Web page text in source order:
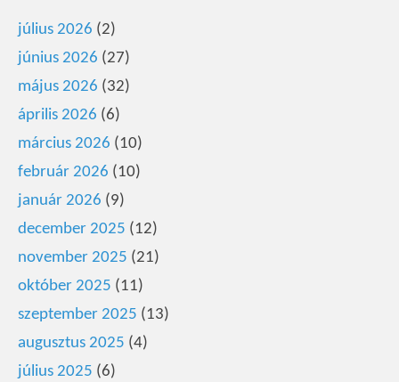
július 2026 (2)
június 2026 (27)
május 2026 (32)
április 2026 (6)
március 2026 (10)
február 2026 (10)
január 2026 (9)
december 2025 (12)
november 2025 (21)
október 2025 (11)
szeptember 2025 (13)
augusztus 2025 (4)
július 2025 (6)